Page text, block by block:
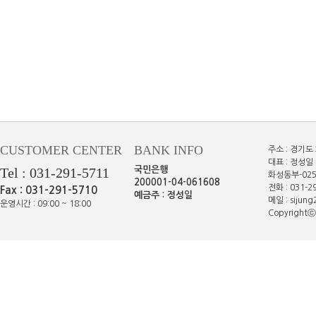
CUSTOMER CENTER
Tel : 031-291-5711
Fax : 031-291-5710
운영시간 : 09:00 ~ 18:00
BANK INFO
국민은행
200001-04-061608
예금주 : 정성일
주소 : 경기
대표 : 정성
화성동부-
전화 : 031-
메일 :